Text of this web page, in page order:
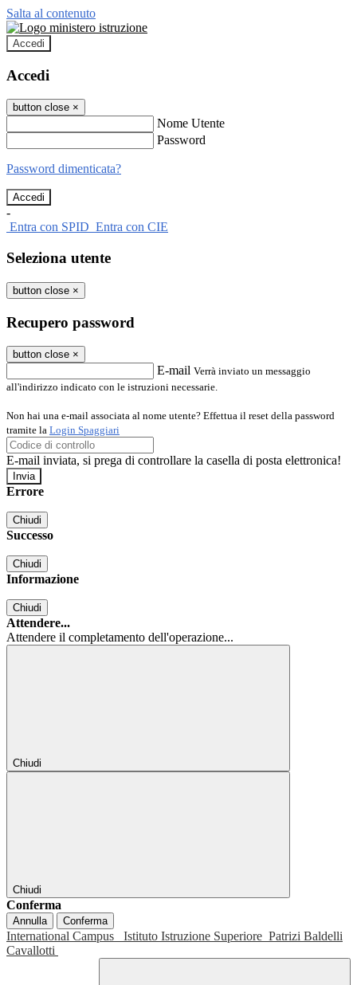
Salta al contenuto
Accedi
Accedi
button close ×
Nome Utente
Password
Password dimenticata?
-
Entra con SPID Entra con CIE
Seleziona utente
button close ×
Recupero password
button close ×
E-mail Verrà inviato un messaggio
all'indirizzo indicato con le istruzioni necessarie.
Non hai una e-mail associata al nome utente? Effettua il reset della password
tramite la Login Spaggiari
E-mail inviata, si prega di controllare la casella di posta elettronica!
Errore
Chiudi
Successo
Chiudi
Informazione
Chiudi
Attendere...
Attendere il completamento dell'operazione...
Chiudi
Chiudi
Conferma
Annulla Conferma
International Campus Istituto Istruzione Superiore Patrizi Baldelli
Cavallotti